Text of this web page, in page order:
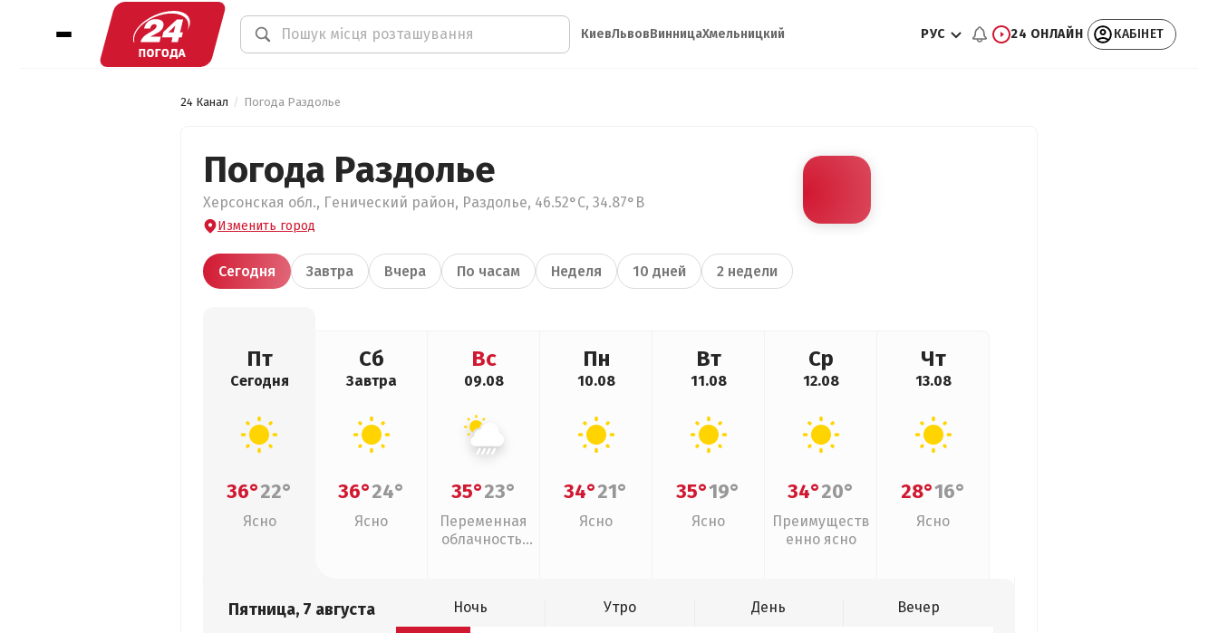
КиевЛьвовВинницаХмельницкий РУС 24 ОНЛАЙН КАБІНЕТ
24 Канал Погода Раздолье
Погода Раздолье
Херсонская обл., Генический район, Раздолье, 46.52°С, 34.87°В
Изменить город
Сегодня Завтра Вчера По часам Неделя 10 дней 2 недели
Пт
Сегодня
36°22°
Ясно
Сб
Завтра
36°24°
Ясно
Вс
09.08
35°23°
Переменная
облачность,
Пн
10.08
34°21°
Ясно
Вт
11.08
35°19°
Ясно
Ср
12.08
34°20°
Преимуществ
енно ясно
Чт
13.08
28°16°
Ясно
Пятница, 7 августа Ночь Утро День
Вечер